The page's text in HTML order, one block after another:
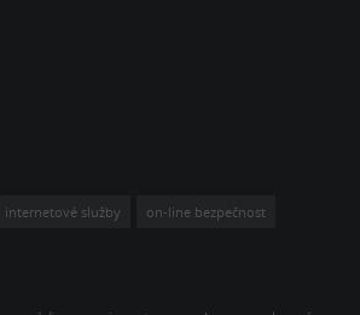
internetové služby on-line bezpečnost